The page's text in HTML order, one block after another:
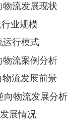
流发展现状
行业规模
运行模式
流案例分析
流发展前景
向物流发展分析
展情况